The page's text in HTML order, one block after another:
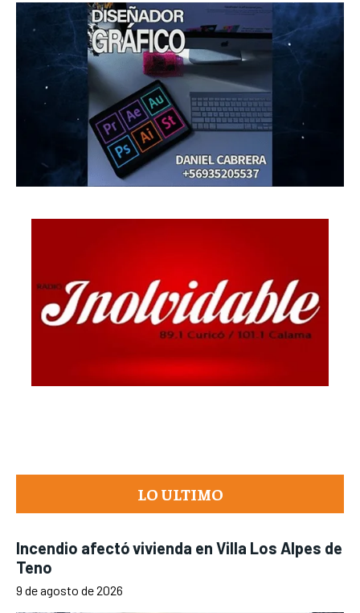
LO ULTIMO
Incendio afectó vivienda en Villa Los Alpes de
Teno
9 de agosto de 2026